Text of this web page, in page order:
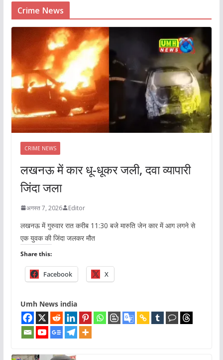
Crime News
CRIME NEWS
लखनऊ में कार धू-धूकर जली, दवा व्यापारी
जिंदा जला
अगस्त 7, 2026 Editor
लखनऊ में गुरुवार रात करीब 11:30 बजे मारुति जेन कार में आग लगने से
एक युवक की जिंदा जलकर मौत
Share this:
Facebook X
Umh News india